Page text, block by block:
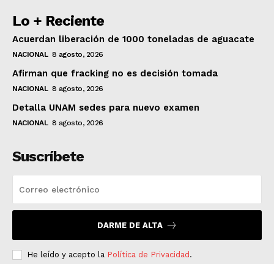
Lo + Reciente
Acuerdan liberación de 1000 toneladas de aguacate
NACIONAL 8 agosto, 2026
Afirman que fracking no es decisión tomada
NACIONAL 8 agosto, 2026
Detalla UNAM sedes para nuevo examen
NACIONAL 8 agosto, 2026
Suscríbete
DARME DE ALTA
He leído y acepto la Política de Privacidad .